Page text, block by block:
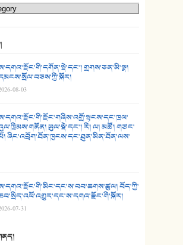
23. ཕོ་རྒོད་པོ།
25. མགྲོན་པོ།
26. ཨ་མའི་ཐང་ཁུག
27. ལྕེ་བདེ་ཞོལ་གྱི་པང་གདན།
28. སྟོད་གཞས། - ཕན་ཐོག
30. སི་ལིང་འབྲི་མོ། - ཕན་ཐོག
31. ཕ་ཡུལ་ཡར་ཀླུང་།
32. ཨ་མ།
གྲགས་ཅན་མི་སྣ།
08-03
ཡུལ་སྡེ་དང་། རི། ལ། མཚོ། གཙང་
ཞིང་འབྲོག་ཐོན་ཁུངས་དང་ཐུན་མིན་ཐོན་ལས་
བོད་ཀྱི་
07-31